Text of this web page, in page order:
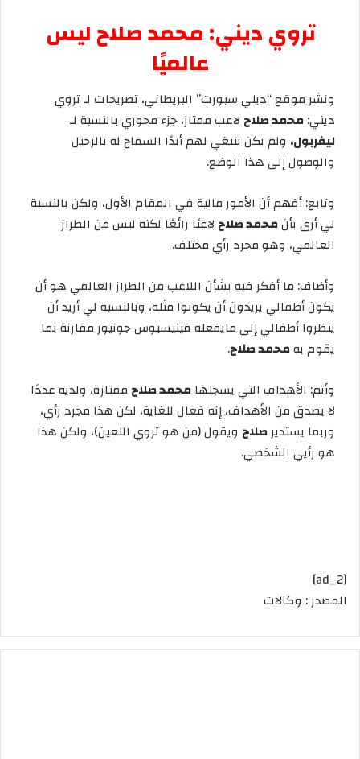
ترويديني:محمدصلاحليس
عالميًا
ونشرموقع“ديليسبورت” البريطاني،تصريحات لـتروي
ديني:محمدصلاح لاعبممتاز،جزءمحوريبالنسبة لـ
ليفربول، ولميكنينبغي لهمأبدًا السماح لهبالرحيل
والوصولإلىهذا الوضع.
وتابع:أفهمأن الأمورمالية في المقام الأول، ولكنبالنسبة
ليأرىبأنمحمدصلاح لاعبًا رائعًا لكنه ليسمن الطراز
العالمي، وهومجرد رأيمختلف.
وأضاف: ماأفكر فيهبشأن اللاعبمن الطراز العالمي هوأن
يكونأطفالييريدونأنيكونوا مثله، وبالنسبة ليأريدأن
ينظرواأطفاليإلىمايفعله فينيسيوسجونيورمقارنةبما
يقومبهمحمدصلاح.
وأتم: الأهداف التييسجلهامحمدصلاح ممتازة، ولديهعددًا
لايصدقمن الأهداف،إنه فعال للغاية، لكنهذا مجرد رأي،
وربما يستديرصلاح ويقول(منهوتروي اللعين)، ولكنهذا
هو رأيي الشخصي.
[ad_2]
المصدر : وكالات